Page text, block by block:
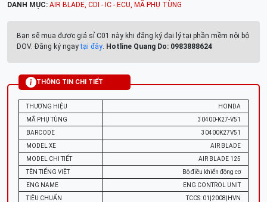
DANH MỤC: AIR BLADE, CDI - IC - ECU, MÃ PHỤ TÙNG
Bạn sẽ mua được giá sỉ C01 này khi đăng ký đại lý tại phần mềm nội bộ
DOV. Đăng ký ngaytại đây. Hotline Quang Do: 0983888624
THÔNG TIN CHI TIẾT
THƯƠNG HIỆU
HONDA
MÃ PHỤ TÙNG
30400-K27-V51
BARCODE
30400K27V51
MODEL XE
AIR BLADE
MODEL CHI TIẾT
AIR BLADE 125
TÊN TIẾNG VIỆT
Bộ điều khiển động cơ
ENG NAME
ENG CONTROL UNIT
TIÊU CHUẨN
TCCS: 01|2008|HVN